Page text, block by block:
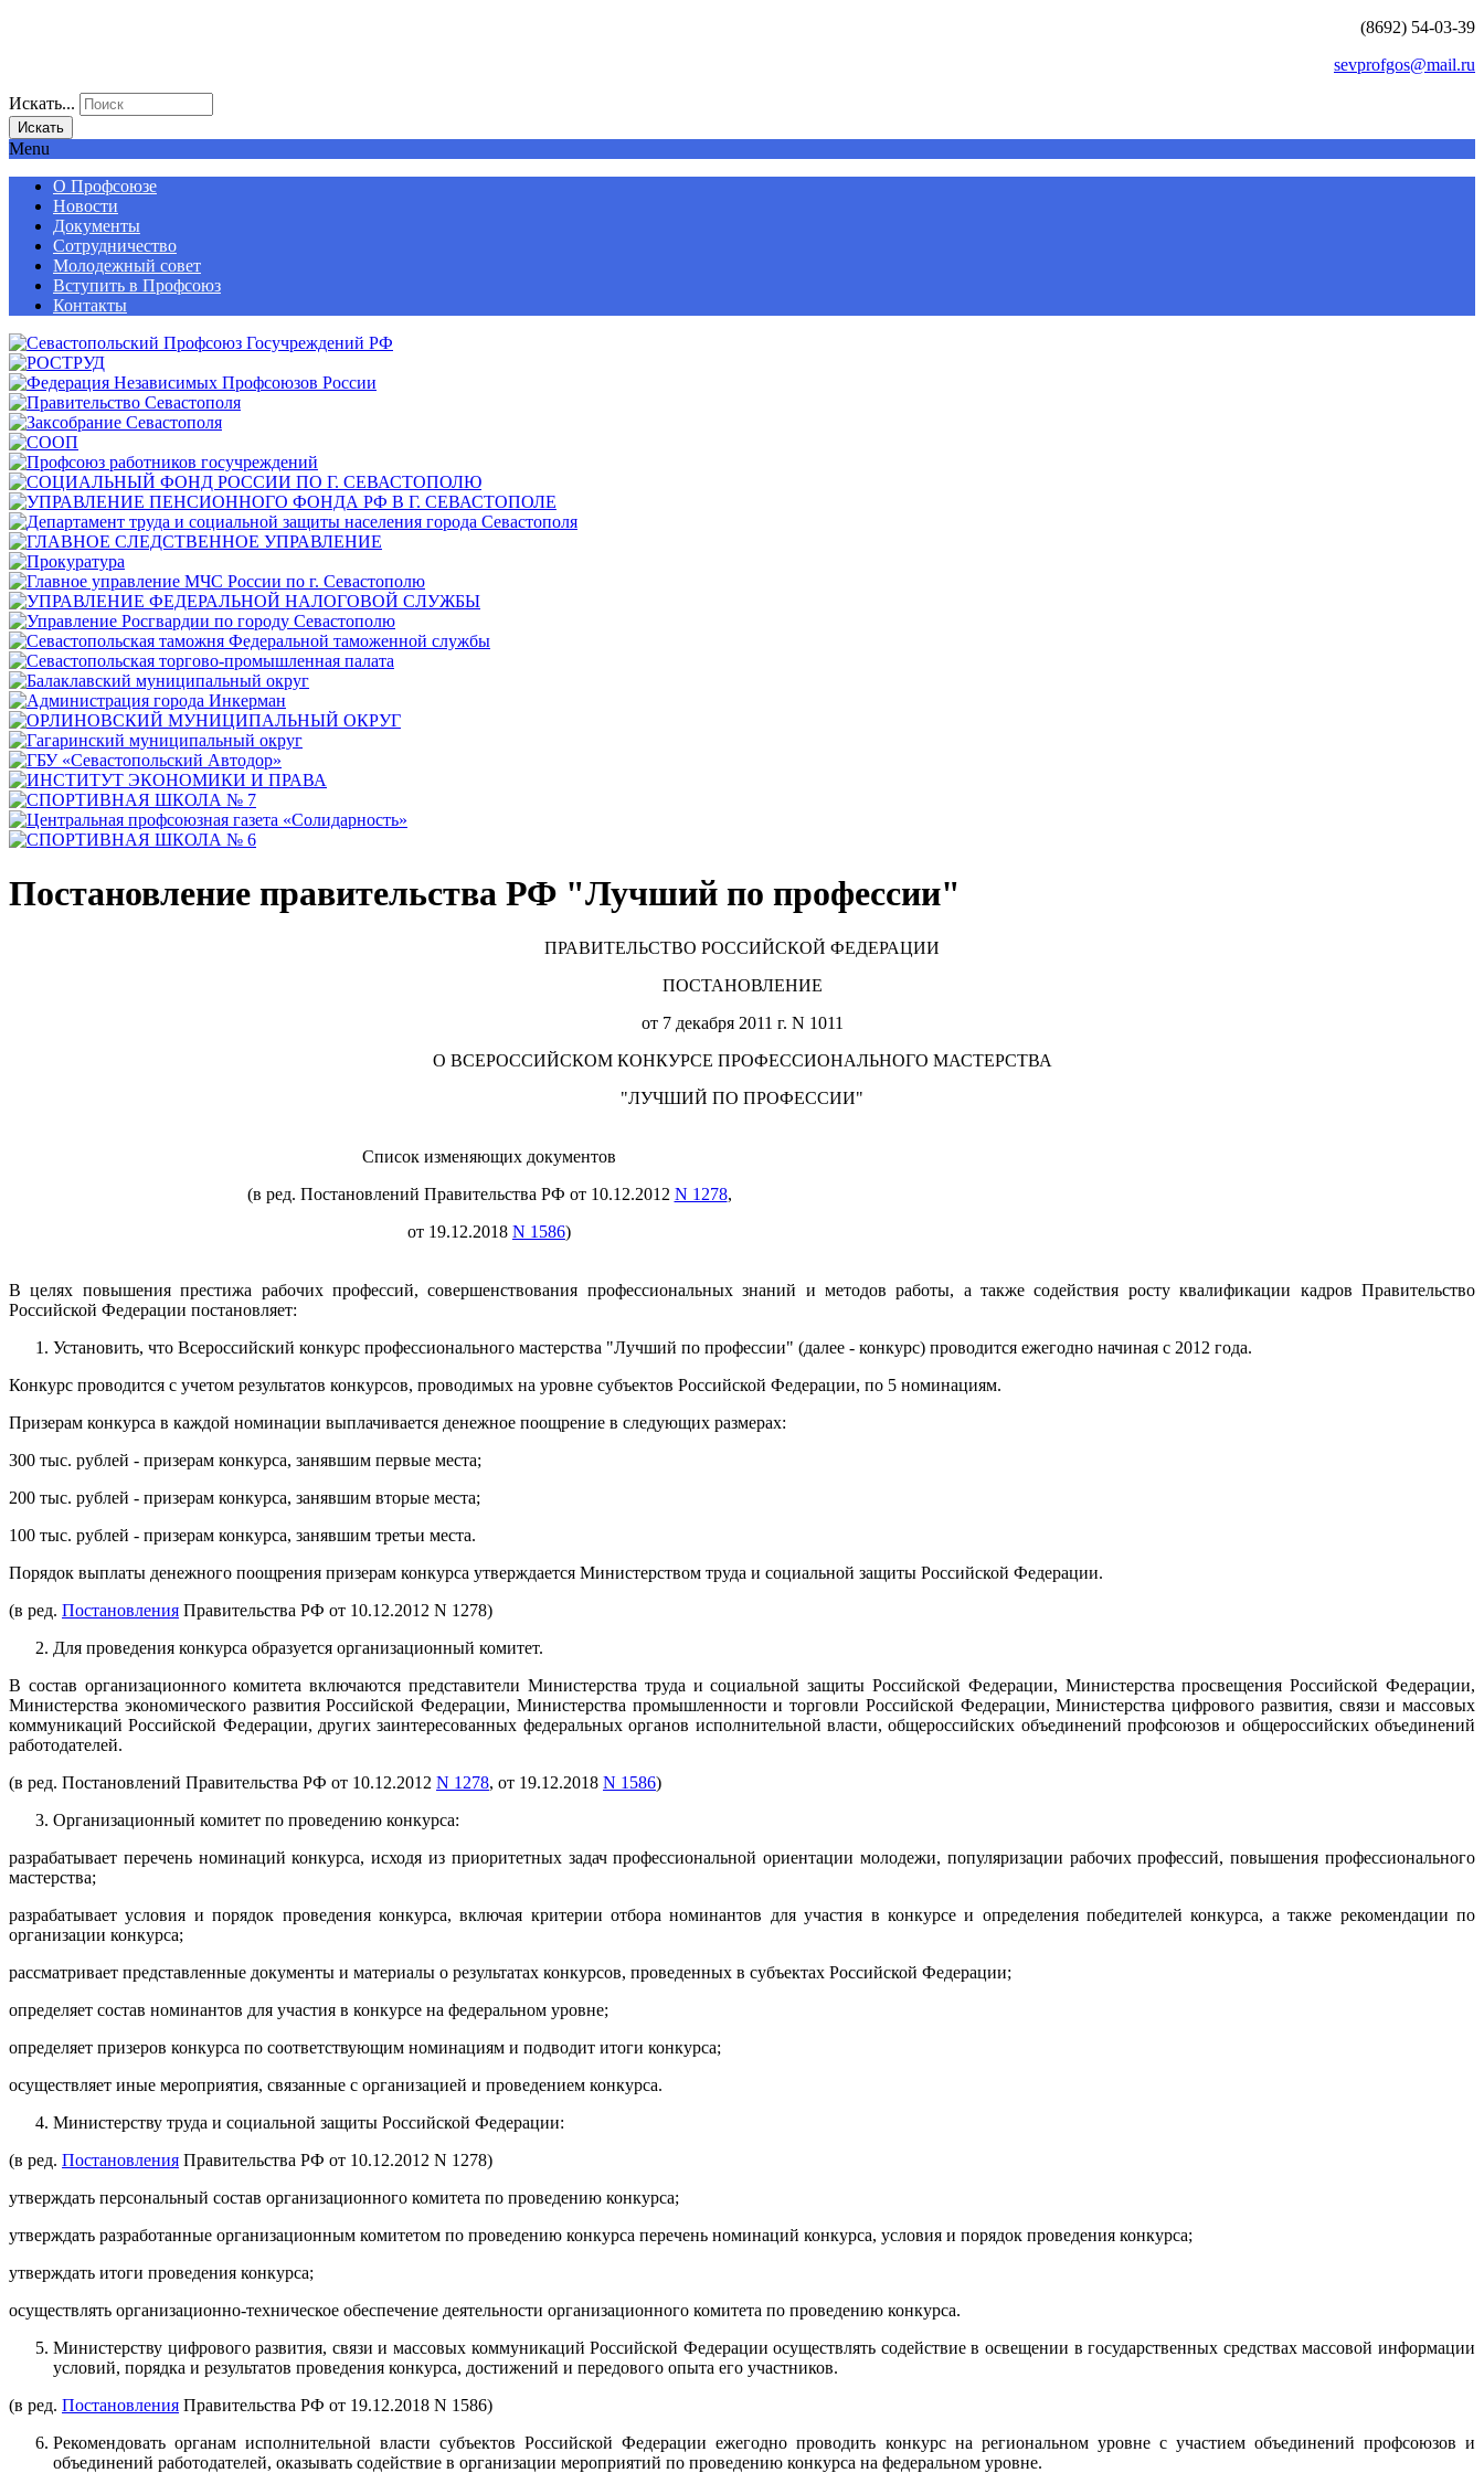
(8692) 54-03-39
sevprofgos@mail.ru
Искать...
Искать
Menu
О Профсоюзе
Новости
Документы
Сотрудничество
Молодежный совет
Вступить в Профсоюз
Контакты
Постановление правительства РФ "Лучший по профессии"
ПРАВИТЕЛЬСТВО РОССИЙСКОЙ ФЕДЕРАЦИИ
ПОСТАНОВЛЕНИЕ
от 7 декабря 2011 г. N 1011
О ВСЕРОССИЙСКОМ КОНКУРСЕ ПРОФЕССИОНАЛЬНОГО МАСТЕРСТВА
"ЛУЧШИЙ ПО ПРОФЕССИИ"
Список изменяющих документов
(в ред. Постановлений Правительства РФ от 10.12.2012 N 1278,
от 19.12.2018 N 1586)
В целях повышения престижа рабочих профессий, совершенствования профессиональных знаний и методов работы, а также содействия росту квалификации кадров Правительство
Российской Федерации постановляет:
Установить, что Всероссийский конкурс профессионального мастерства "Лучший по профессии" (далее - конкурс) проводится ежегодно начиная с 2012 года.
Конкурс проводится с учетом результатов конкурсов, проводимых на уровне субъектов Российской Федерации, по 5 номинациям.
Призерам конкурса в каждой номинации выплачивается денежное поощрение в следующих размерах:
300 тыс. рублей - призерам конкурса, занявшим первые места;
200 тыс. рублей - призерам конкурса, занявшим вторые места;
100 тыс. рублей - призерам конкурса, занявшим третьи места.
Порядок выплаты денежного поощрения призерам конкурса утверждается Министерством труда и социальной защиты Российской Федерации.
(в ред. Постановления Правительства РФ от 10.12.2012 N 1278)
Для проведения конкурса образуется организационный комитет.
В состав организационного комитета включаются представители Министерства труда и социальной защиты Российской Федерации, Министерства просвещения Российской Федерации,
Министерства экономического развития Российской Федерации, Министерства промышленности и торговли Российской Федерации, Министерства цифрового развития, связи и массовых
коммуникаций Российской Федерации, других заинтересованных федеральных органов исполнительной власти, общероссийских объединений профсоюзов и общероссийских объединений
работодателей.
(в ред. Постановлений Правительства РФ от 10.12.2012 N 1278, от 19.12.2018 N 1586)
Организационный комитет по проведению конкурса:
разрабатывает перечень номинаций конкурса, исходя из приоритетных задач профессиональной ориентации молодежи, популяризации рабочих профессий, повышения профессионального
мастерства;
разрабатывает условия и порядок проведения конкурса, включая критерии отбора номинантов для участия в конкурсе и определения победителей конкурса, а также рекомендации по
организации конкурса;
рассматривает представленные документы и материалы о результатах конкурсов, проведенных в субъектах Российской Федерации;
определяет состав номинантов для участия в конкурсе на федеральном уровне;
определяет призеров конкурса по соответствующим номинациям и подводит итоги конкурса;
осуществляет иные мероприятия, связанные с организацией и проведением конкурса.
Министерству труда и социальной защиты Российской Федерации:
(в ред. Постановления Правительства РФ от 10.12.2012 N 1278)
утверждать персональный состав организационного комитета по проведению конкурса;
утверждать разработанные организационным комитетом по проведению конкурса перечень номинаций конкурса, условия и порядок проведения конкурса;
утверждать итоги проведения конкурса;
осуществлять организационно-техническое обеспечение деятельности организационного комитета по проведению конкурса.
Министерству цифрового развития, связи и массовых коммуникаций Российской Федерации осуществлять содействие в освещении в государственных средствах массовой информации
условий, порядка и результатов проведения конкурса, достижений и передового опыта его участников.
(в ред. Постановления Правительства РФ от 19.12.2018 N 1586)
Рекомендовать органам исполнительной власти субъектов Российской Федерации ежегодно проводить конкурс на региональном уровне с участием объединений профсоюзов и
объединений работодателей, оказывать содействие в организации мероприятий по проведению конкурса на федеральном уровне.